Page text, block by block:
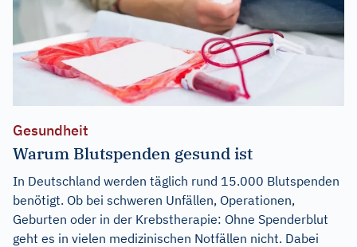
Gesundheit
Warum Blutspenden gesund ist
In Deutschland werden täglich rund 15.000 Blutspenden
benötigt. Ob bei schweren Unfällen, Operationen,
Geburten oder in der Krebstherapie: Ohne Spenderblut
geht es in vielen medizinischen Notfällen nicht. Dabei